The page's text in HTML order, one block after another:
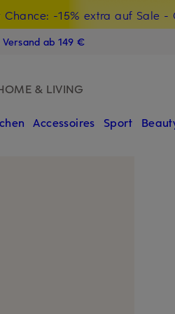
Chance: -15% extra auf Sale -
Willkommensgutschein mit
ab 149 €
& LIVING
Accessoires Sport